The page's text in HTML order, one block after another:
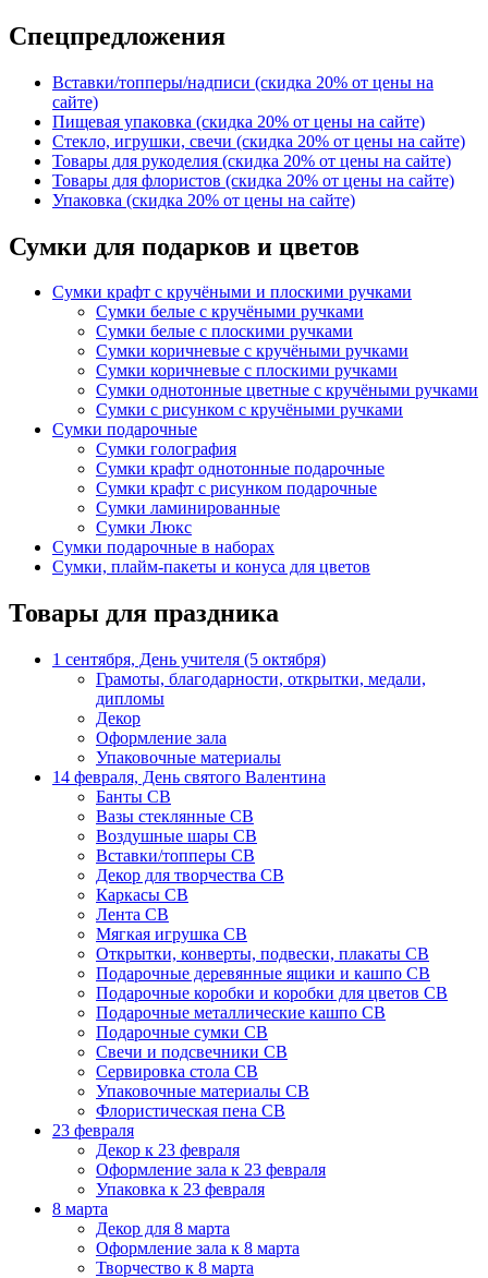
Спецпредложения
Вставки/топперы/надписи (скидка 20% от цены на
сайте)
Пищевая упаковка (скидка 20% от цены на сайте)
Стекло, игрушки, свечи (скидка 20% от цены на сайте)
Товары для рукоделия (скидка 20% от цены на сайте)
Товары для флористов (скидка 20% от цены на сайте)
Упаковка (скидка 20% от цены на сайте)
Сумки для подарков и цветов
Сумки крафт с кручёными и плоскими ручками
Сумки белые с кручёными ручками
Сумки белые с плоскими ручками
Сумки коричневые с кручёными ручками
Сумки коричневые с плоскими ручками
Сумки однотонные цветные с кручёными ручками
Сумки с рисунком с кручёными ручками
Сумки подарочные
Сумки голография
Сумки крафт однотонные подарочные
Сумки крафт с рисунком подарочные
Сумки ламинированные
Сумки Люкс
Сумки подарочные в наборах
Сумки, плайм-пакеты и конуса для цветов
Товары для праздника
1 сентября, День учителя (5 октября)
Грамоты, благодарности, открытки, медали,
дипломы
Декор
Оформление зала
Упаковочные материалы
14 февраля, День святого Валентина
Банты СВ
Вазы стеклянные СВ
Воздушные шары СВ
Вставки/топперы СВ
Декор для творчества СВ
Каркасы СВ
Лента СВ
Мягкая игрушка СВ
Открытки, конверты, подвески, плакаты СВ
Подарочные деревянные ящики и кашпо СВ
Подарочные коробки и коробки для цветов СВ
Подарочные металлические кашпо СВ
Подарочные сумки СВ
Свечи и подсвечники СВ
Сервировка стола СВ
Упаковочные материалы СВ
Флористическая пена СВ
23 февраля
Декор к 23 февраля
Оформление зала к 23 февраля
Упаковка к 23 февраля
8 марта
Декор для 8 марта
Оформление зала к 8 марта
Творчество к 8 марта